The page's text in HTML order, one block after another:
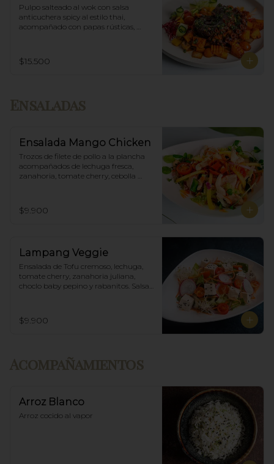
Pulpo salteado al wok con salsa
anticuchera spicy al estilo thai,
acompañado con papas rústicas,
$15.500
Ensaladas
Ensalada Mango Chicken
Trozos de filete de pollo a la plancha
acompañados de lechuga fresca,
zanahoria, tomate cherry, cebolla
$9.900
Lampang Veggie
Ensalada de Tofu cremoso, lechuga,
tomate cherry, zanahoria juliana,
choclo baby pepino y rabanitos. Salsa
$9.900
Arroz Blanco
Arroz cocido al vapor